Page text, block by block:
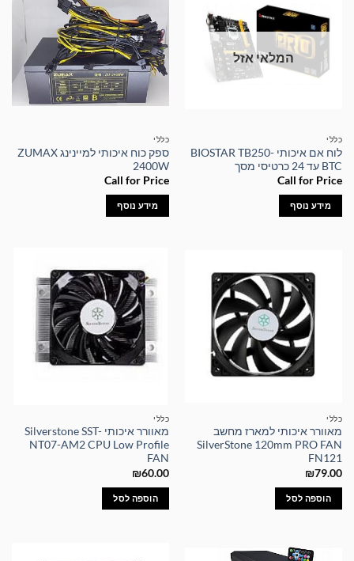
המלאי אזל
כללי
לוח אם איכותי BIOSTAR TB250-
BTC עד 24 כרטיסי מסך
Call for Price
מידע נוסף
כללי
ספק כוח איכותי למיינינג ZUMAX
2400W
Call for Price
מידע נוסף
כללי
מאוורר איכותי למארז מחשב
SilverStone 120mm PRO FAN
FN121
₪79.00
הוספה לסל
כללי
מאוורר איכותי Silverstone SST-
NT07-AM2 CPU Low Profile
FAN
₪60.00
הוספה לסל